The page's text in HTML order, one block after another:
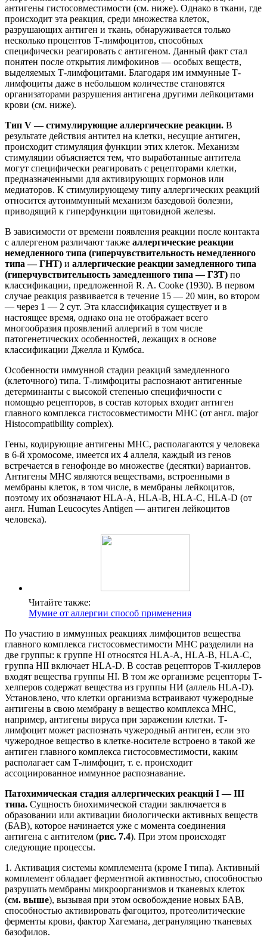
антигены гистосовместимости (см. ниже). Однако в ткани, где
происходит эта реакция, среди множества клеток,
разрушающих антиген и ткань, обнаруживается только
несколько процентов Т-лимфоцитов, способных
специфически реагировать с антигеном. Данный факт стал
понятен после открытия лимфокинов — особых веществ,
выделяемых Т-лимфоцитами. Благодаря им иммунные Т-
лимфоциты даже в небольшом количестве становятся
организаторами разрушения антигена другими лейкоцитами
крови (см. ниже).
Тип V — стимулирующие аллергические реакции. В
результате действия антител на клетки, несущие антиген,
происходит стимуляция функции этих клеток. Механизм
стимуляции объясняется тем, что выработанные антитела
могут специфически реагировать с рецепторами клетки,
предназначенными для активирующих гормонов или
медиаторов. К стимулирующему типу аллергических реакций
относится аутоиммунный механизм базедовой болезни,
приводящий к гиперфункции щитовидной железы.
В зависимости от времени появления реакции после контакта
с аллергеном различают также аллергические реакции
немедленного типа (гиперчувствительность немедленного
типа — ГНТ) и аллергические реакции замедленного типа
(гиперчувствительность замедленного типа — ГЗТ) по
классификации, предложенной R. A. Cooke (1930). В первом
случае реакция развивается в течение 15 — 20 мин, во втором
— через 1 — 2 сут. Эта классификация существует и в
настоящее время, однако она не отображает всего
многообразия проявлений аллергий в том числе
патогенетических особенностей, лежащих в основе
классификации Джелла и Кумбса.
Особенности иммунной стадии реакций замедленного
(клеточного) типа. Т-лимфоциты распознают антигенные
детерминанты с высокой степенью специфичности с
помощью рецепторов, в состав которых входит антиген
главного комплекса гистосовместимости МНС (от англ. major
Histocompatibility complex).
Гены, кодирующие антигены МНС, располагаются у человека
в 6-й хромосоме, имеется их 4 аллеля, каждый из генов
встречается в генофонде во множестве (десятки) вариантов.
Антигены МНС являются веществами, встроенными в
мембраны клеток, в том числе, в мембраны лейкоцитов,
поэтому их обозначают НLA-A, HLA-B, HLA-C, HLA-D (от
англ. Human Leucocytes Antigen — антиген лейкоцитов
человека).
Читайте также:
Мумие от аллергии способ применения
По участию в иммунных реакциях лимфоцитов вещества
главного комплекса гистосовместимости МНС разделили на
две группы: к группе HI относятся HLA-A, HLA-B, HLA-C,
группа НII включает HLA-D. В состав рецепторов Т-киллеров
входят вещества группы HI. В том же организме рецепторы Т-
хелперов содержат вещества из группы НИ (аллель HLA-D).
Установлено, что клетки организма встраивают чужеродные
антигены в свою мембрану в вещество комплекса МНС,
например, антигены вируса при заражении клетки. Т-
лимфоцит может распознать чужеродный антиген, если это
чужеродное вещество в клетке-носителе встроено в такой же
антиген главного комплекса гистосовместимости, каким
располагает сам Т-лимфоцит, т. е. происходит
ассоциированное иммунное распознавание.
Патохимическая стадия аллергических реакций I — III
типа. Сущность биохимической стадии заключается в
образовании или активации биологически активных веществ
(БАВ), которое начинается уже с момента соединения
антигена с антителом (рис. 7.4). При этом происходят
следующие процессы.
1. Активация системы комплемента (кроме I типа). Активный
комплемент обладает ферментной активностью, способностью
разрушать мембраны микроорганизмов и тканевых клеток
(см. выше), вызывая при этом освобождение новых БАВ,
способностью активировать фагоцитоз, протеолитические
ферменты крови, фактор Хагемана, дегрануляцию тканевых
базофилов.